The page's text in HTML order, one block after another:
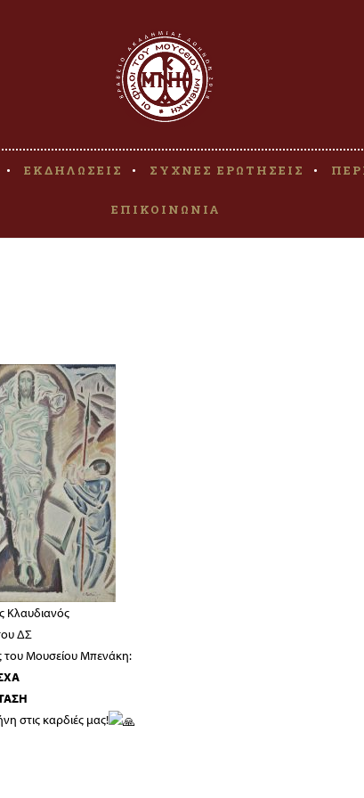
ΕΚΔΗΛΩΣΕΙΣ ΣΥΧΝΕΣ ΕΡΩΤΗΣΕΙΣ
ΕΠΙΚΟΙΝΩΝΙΑ
Κλαυδιανός
ΔΣ
του Μουσείου Μπενάκη:
στις καρδιές μας!